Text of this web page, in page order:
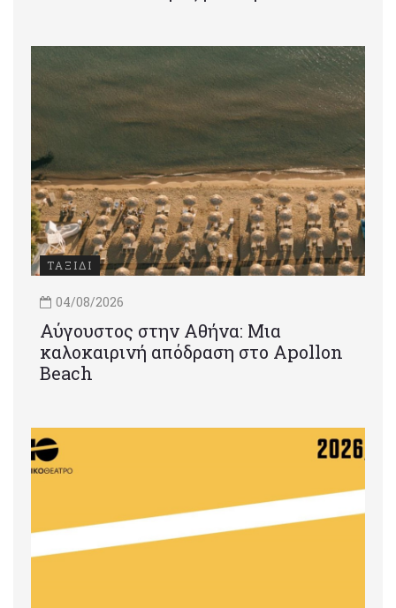
ΤΑΞΙΔΙ
04/08/2026
Αύγουστος στην Αθήνα: Μια
καλοκαιρινή απόδραση στο Apollon
Beach